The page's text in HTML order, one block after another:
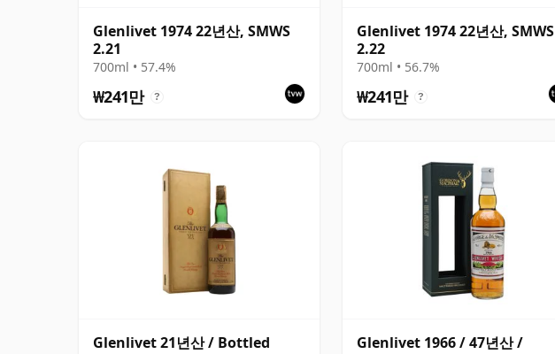
Glenlivet 1974 22년산, SMWS
2.21
700ml • 57.4%
₩241만 ?
Glenlivet 1974 22년산, SMWS
2.22
700ml • 56.7%
₩241만 ?
Glenlivet 21년산 / Bottled
Glenlivet 1966 / 47년산 /